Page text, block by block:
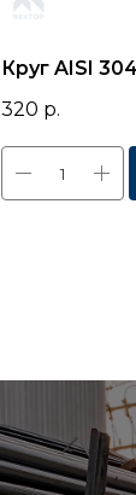
Круг AISI
320 р.